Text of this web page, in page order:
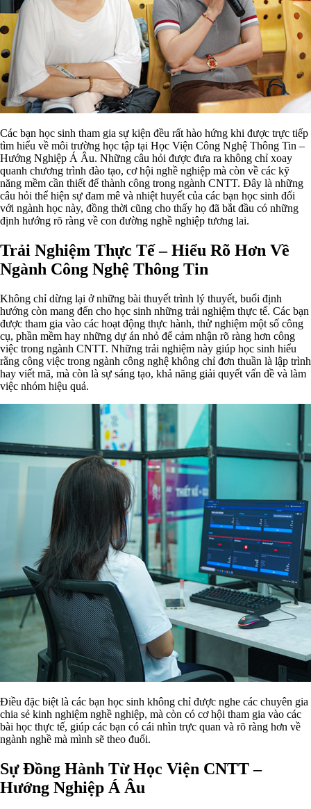
Các bạn học sinh tham gia sự kiện đều rất hào hứng khi được trực tiếp
tìm hiểu về môi trường học tập tại Học Viện Công Nghệ Thông Tin –
Hướng Nghiệp Á Âu. Những câu hỏi được đưa ra không chỉ xoay
quanh chương trình đào tạo, cơ hội nghề nghiệp mà còn về các kỹ
năng mềm cần thiết để thành công trong ngành CNTT. Đây là những
câu hỏi thể hiện sự đam mê và nhiệt huyết của các bạn học sinh đối
với ngành học này, đồng thời cũng cho thấy họ đã bắt đầu có những
định hướng rõ ràng về con đường nghề nghiệp tương lai.
Trải Nghiệm Thực Tế – Hiểu Rõ Hơn Về
Ngành Công Nghệ Thông Tin
Không chỉ dừng lại ở những bài thuyết trình lý thuyết, buổi định
hướng còn mang đến cho học sinh những trải nghiệm thực tế. Các bạn
được tham gia vào các hoạt động thực hành, thử nghiệm một số công
cụ, phần mềm hay những dự án nhỏ để cảm nhận rõ ràng hơn công
việc trong ngành CNTT. Những trải nghiệm này giúp học sinh hiểu
rằng công việc trong ngành công nghệ không chỉ đơn thuần là lập trình
hay viết mã, mà còn là sự sáng tạo, khả năng giải quyết vấn đề và làm
việc nhóm hiệu quả.
Điều đặc biệt là các bạn học sinh không chỉ được nghe các chuyên gia
chia sẻ kinh nghiệm nghề nghiệp, mà còn có cơ hội tham gia vào các
bài học thực tế, giúp các bạn có cái nhìn trực quan và rõ ràng hơn về
ngành nghề mà mình sẽ theo đuổi.
Sự Đồng Hành Từ Học Viện CNTT –
Hướng Nghiệp Á Âu